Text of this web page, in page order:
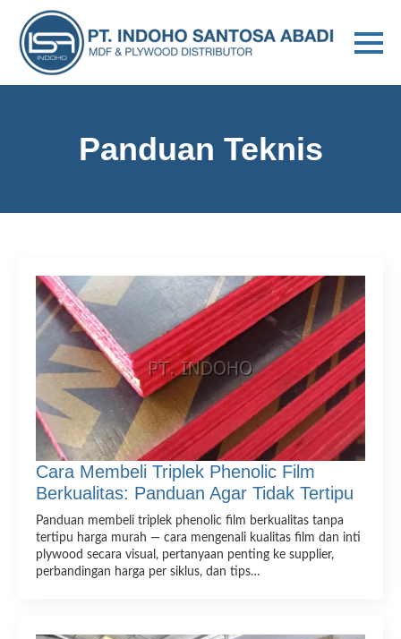
Panduan Teknis
Cara Membeli Triplek Phenolic Film
Berkualitas: Panduan Agar Tidak Tertipu
Panduan membeli triplek phenolic film berkualitas tanpa
tertipu harga murah — cara mengenali kualitas film dan inti
plywood secara visual, pertanyaan penting ke supplier,
perbandingan harga per siklus, dan tips…